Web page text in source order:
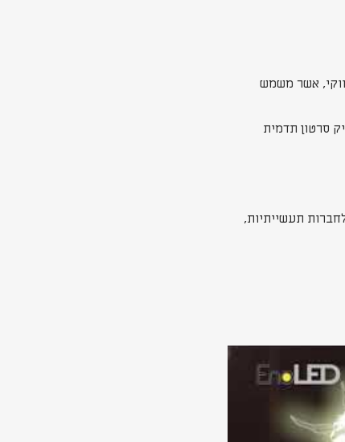
אשר משמש
סרטון תדמית
תעשייתיות,